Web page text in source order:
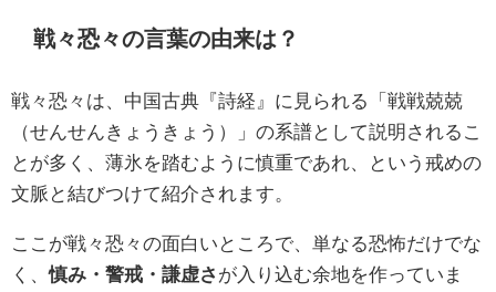
戦々恐々の言葉の由来は？
戦々恐々は、中国古典『詩経』に見られる「戦戦兢兢
（せんせんきょうきょう）」の系譜として説明されるこ
とが多く、薄氷を踏むように慎重であれ、という戒めの
文脈と結びつけて紹介されます。
ここが戦々恐々の面白いところで、単なる恐怖だけでな
く、慎み・警戒・謙虚さ が入り込む余地を作っていま